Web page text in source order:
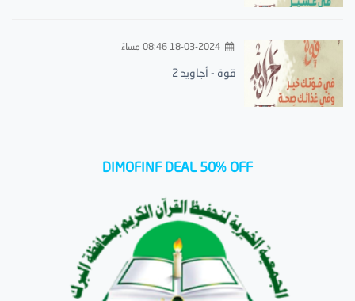
18-03-2024 08:46 مساءً
قوة - أجاويد 2
DIMOFINF DEAL 50% OFF